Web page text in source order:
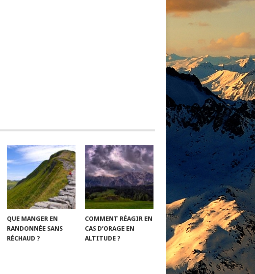
QUE MANGER EN
RANDONNÉE SANS
RÉCHAUD ?
COMMENT RÉAGIR EN
CAS D’ORAGE EN
ALTITUDE ?